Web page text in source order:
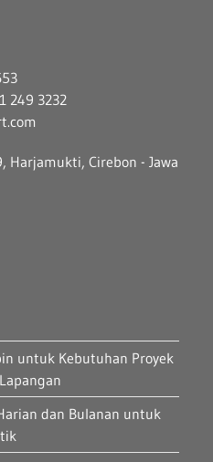
249 3232
Harjamukti, Cirebon - Jawa
untuk Kebutuhan Proyek
dan Bulanan untuk